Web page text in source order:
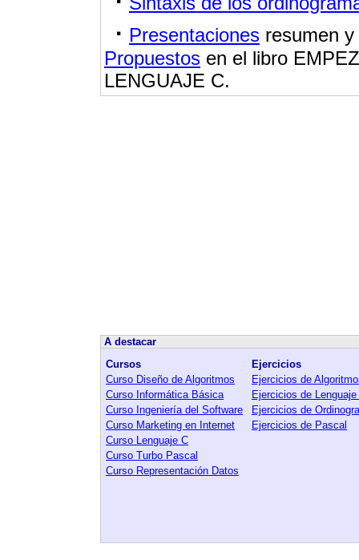
· Presentaciones resumen y
Propuestos en el libro
LENGUAJE C.
A destacar
Cursos
Curso Diseño de Algoritmos
Curso Informática Básica
Curso Ingeniería del Software
Curso Marketing en Internet
Curso Lenguaje C
Curso Turbo Pascal
Curso Representación Datos
Ejercicios
Ejercicios de
Ejercicios de Lenguaje
Ejercicios de
Ejercicios de Pascal